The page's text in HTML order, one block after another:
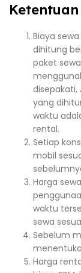
Biaya
dihitung
paket
yang
waktu
rental.
Setiap
mobil
Harga
waktu
sewa
Sebelum
Harga